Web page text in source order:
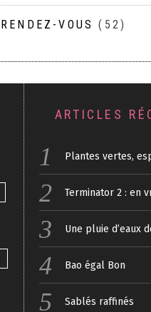
RENDEZ-VOUS (52)
ARTICLES
Plantes vertes,
Terminator 2 : en
Une pluie d’eaux
Bao égal Bon
Sablés raffinés